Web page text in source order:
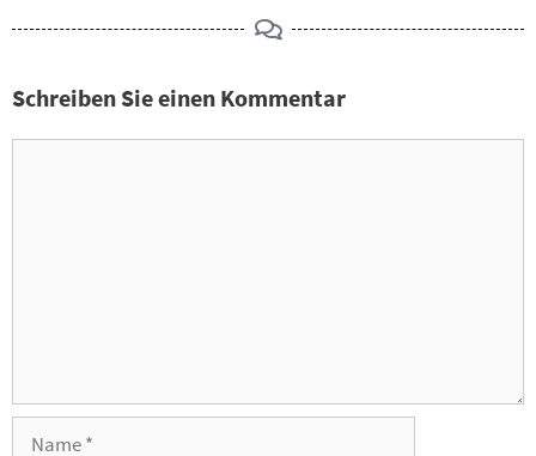
Schreiben Sie einen Kommentar